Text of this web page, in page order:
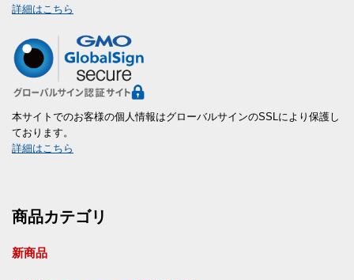
詳細はこちら
本サイトでのお客様の個人情報はグローバルサインのSSLにより保護し
ております。
詳細はこちら
商品カテゴリ
新商品